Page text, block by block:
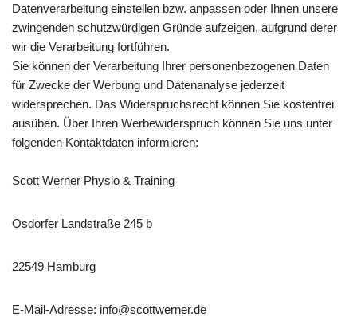
Datenverarbeitung einstellen bzw. anpassen oder Ihnen unsere
zwingenden schutzwürdigen Gründe aufzeigen, aufgrund derer
wir die Verarbeitung fortführen.
Sie können der Verarbeitung Ihrer personenbezogenen Daten
für Zwecke der Werbung und Datenanalyse jederzeit
widersprechen. Das Widerspruchsrecht können Sie kostenfrei
ausüben. Über Ihren Werbewiderspruch können Sie uns unter
folgenden Kontaktdaten informieren:
Scott Werner Physio & Training
Osdorfer Landstraße 245 b
22549 Hamburg
E-Mail-Adresse: info@scottwerner.de